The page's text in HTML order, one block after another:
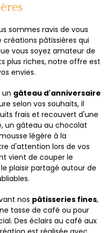
sommes ravis de vous
pâtissières qui
vous soyez amateur de
plus riches, notre offre est
envies.
un gâteau d'anniversaire
selon vos souhaits, il
frais et recouvert d'une
un gâteau au chocolat
légère à la
d'attention lors de vos
vient de couper le
plaisir partagé autour de
nos pâtisseries fines,
tasse de café ou pour
Des éclairs au café aux